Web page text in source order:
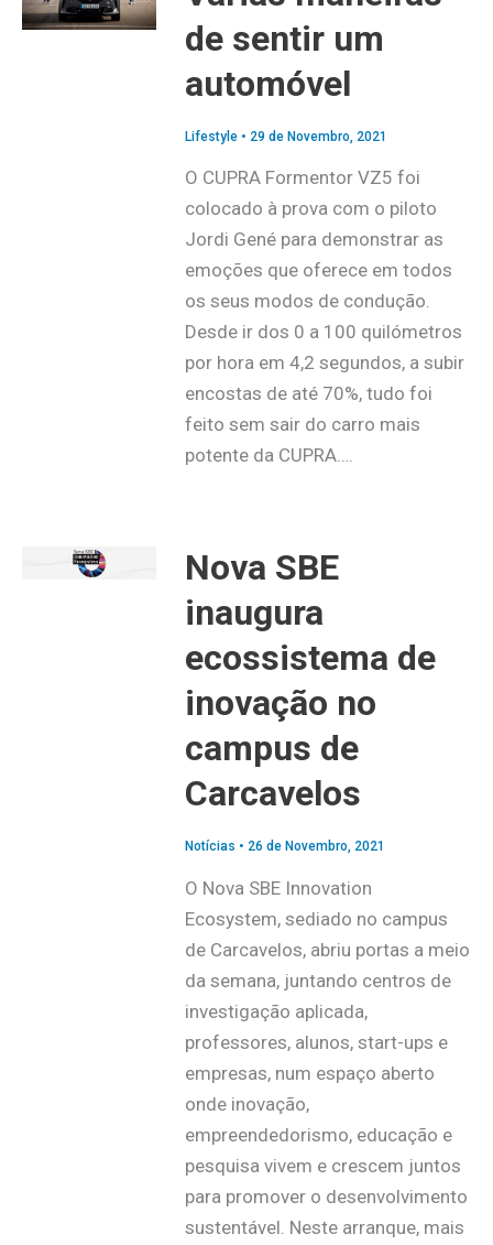
de sentir um
automóvel
Lifestyle• 29 de Novembro, 2021
O CUPRA Formentor VZ5 foi
colocado à prova com o piloto
Jordi Gené para demonstrar as
emoções que oferece em todos
os seus modos de condução.
Desde ir dos 0 a 100 quilómetros
por hora em 4,2 segundos, a subir
encostas de até 70%, tudo foi
feito sem sair do carro mais
potente da CUPRA….
Nova SBE
inaugura
ecossistema de
inovação no
campus de
Carcavelos
Notícias • 26 de Novembro, 2021
O Nova SBE Innovation
Ecosystem, sediado no campus
de Carcavelos, abriu portas a meio
da semana, juntando centros de
investigação aplicada,
professores, alunos, start-ups e
empresas, num espaço aberto
onde inovação,
empreendedorismo, educação e
pesquisa vivem e crescem juntos
para promover o desenvolvimento
sustentável. Neste arranque, mais